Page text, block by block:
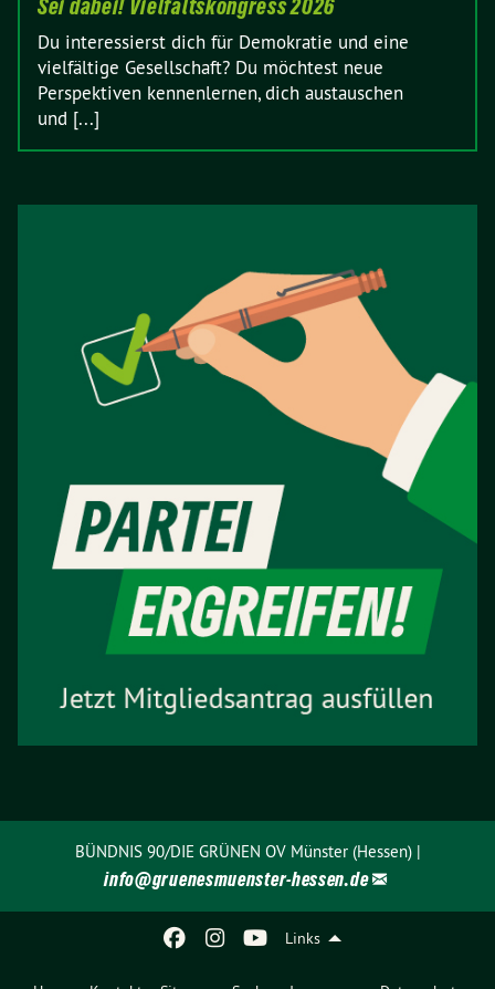
Links
Sei dabei! Vielfaltskongress 2026
Du interessierst dich für Demokratie und eine
vielfältige Gesellschaft? Du möchtest neue
Perspektiven kennenlernen, dich austauschen
und [...]
BÜNDNIS 90/DIE GRÜNEN OV Münster (Hessen) |
info@gruenesmuenster-hessen.de